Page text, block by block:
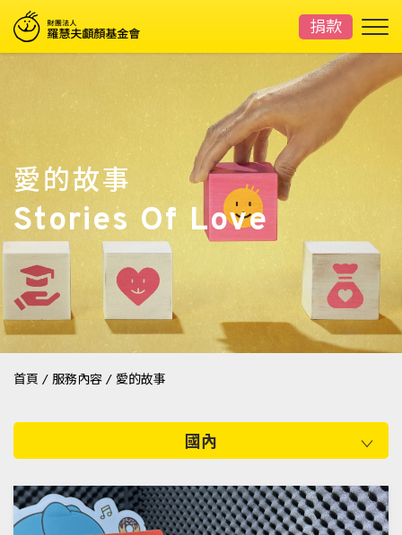
捐款
愛的故事
Stories Of Love
首頁 / 服務內容 / 愛的故事
國內